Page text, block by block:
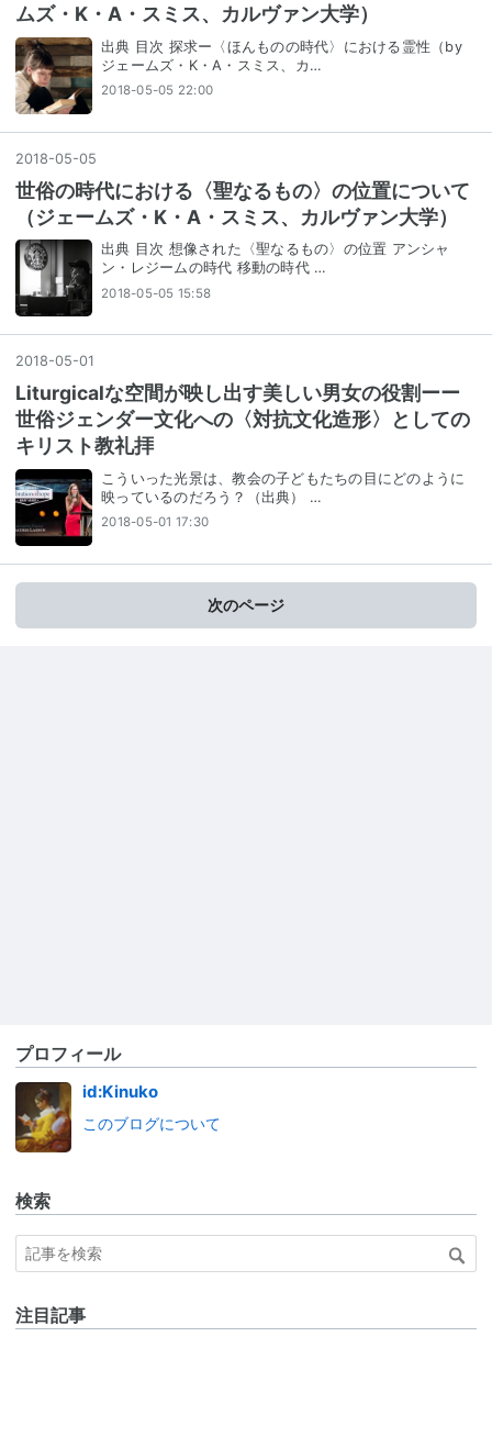
ムズ・K・A・スミス、カルヴァン大学）
出典 目次 探求ー〈ほんものの時代〉における霊性（by
ジェームズ・K・A・スミス、カ…
2018-05-05 22:00
2018-05-05
世俗の時代における〈聖なるもの〉の位置について
（ジェームズ・K・A・スミス、カルヴァン大学）
出典 目次 想像された〈聖なるもの〉の位置 アンシャ
ン・レジームの時代 移動の時代 …
2018-05-05 15:58
2018-05-01
Liturgicalな空間が映し出す美しい男女の役割ーー
世俗ジェンダー文化への〈対抗文化造形〉としての
キリスト教礼拝
こういった光景は、教会の子どもたちの目にどのように
映っているのだろう？（出典） …
2018-05-01 17:30
次のページ
プロフィール
id:Kinuko
このブログについて
検索
注目記事